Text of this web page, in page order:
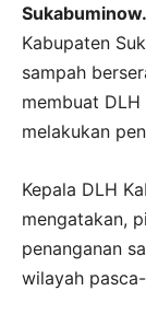
Kabupaten
sampah
membuat
melakukan
Kepala DLH
mengatakan,
penanganan
wilayah